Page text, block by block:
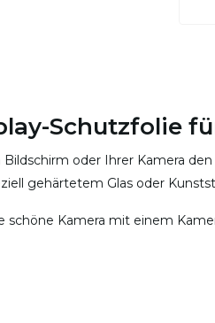
Schutzfolie
Bildschirm oder Ihrer Kamera
gehärtetem Glas oder
schöne Kamera mit einem